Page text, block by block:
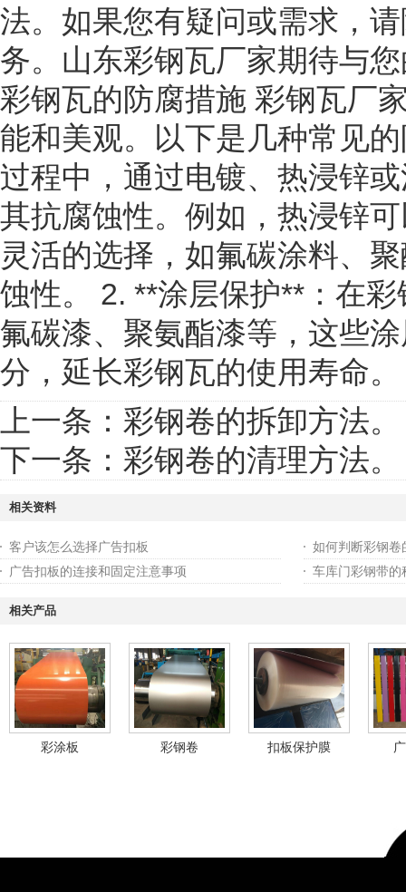
法。如果您有疑问或需求，
务。山东彩钢瓦厂家期待与
彩钢瓦的防腐措施 彩钢瓦厂
能和美观。以下是几种常见
过程中，通过电镀、热浸锌
其抗腐蚀性。例如，热浸锌
灵活的选择，如氟碳涂料、
蚀性。 2. **涂层保护**：在
氟碳漆、聚氨酯漆等，这些
分，延长彩钢瓦的使用寿命
上一条： 彩钢卷的拆卸方法。
下一条： 彩钢卷的清理方法。
相关资料
客户该怎么选择广告扣板
如何判断彩钢卷
广告扣板的连接和固定注意事项
车库门彩钢带的
相关产品
彩涂板 彩钢卷 扣板保护膜